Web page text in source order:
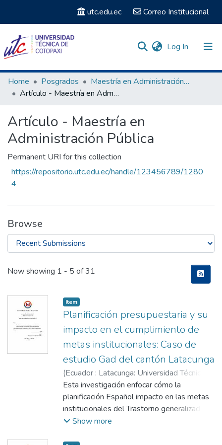
utc.edu.ec Correo Institucional
Log In (current)
Communities & Collections
Statistics
Home Posgrados
Maestría en Administración Pública
Artículo - Maestría en Administración Pública
Artículo - Maestría en
Administración Pública
Permanent URI for this collection
https://repositorio.utc.edu.ec/handle/123456789/1280
4
Browse
Recent Submissions
Now showing 1 - 5 of 31
Item
Planificación presupuestaria y su
impacto en el cumplimiento de
metas institucionales: Caso de
estudio Gad del cantón Latacunga
(Ecuador : Latacunga: Universidad Técnica
de Cotopaxi (UTC),2026-01-31)
Albarracín, Diego Bolívar;Montenegro
Cueva, Efrén Gonzalo
Esta investigación enfocar cómo la
planificación Español impacto en las metas
institucionales del Trastorno generalizado
del espectro autista Latacunga. Inicialmente
Show more